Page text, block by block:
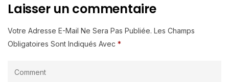
Laisser un commentaire
Votre Adresse E-Mail Ne Sera Pas Publiée. Les Champs
Obligatoires Sont Indiqués Avec *